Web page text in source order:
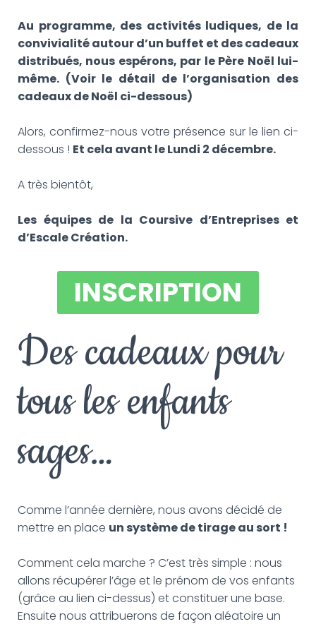
Au programme, des activités ludiques, de la
convivialité autour d’un buffet et des cadeaux
distribués, nous espérons, par le Père Noël lui-
même. (Voir le détail de l’organisation des
cadeaux de Noël ci-dessous)
Alors, confirmez-nous votre présence sur le lien ci-
dessous ! Et cela avant le Lundi 2 décembre.
A très bientôt,
Les équipes de la Coursive d’Entreprises et
d’Escale Création.
INSCRIPTION
Des cadeaux pour
tous les enfants
sages…
Comme l’année dernière, nous avons décidé de
mettre en place un système de tirage au sort !
Comment cela marche ? C’est très simple : nous
allons récupérer l’âge et le prénom de vos enfants
(grâce au lien ci-dessus) et constituer une base.
Ensuite nous attribuerons de façon aléatoire un